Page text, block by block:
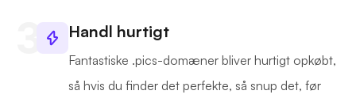
Handl hurtigt
Fantastiske .pics-domæner bliver hurtigt opkøbt,
så hvis du finder det perfekte, så snup det, før